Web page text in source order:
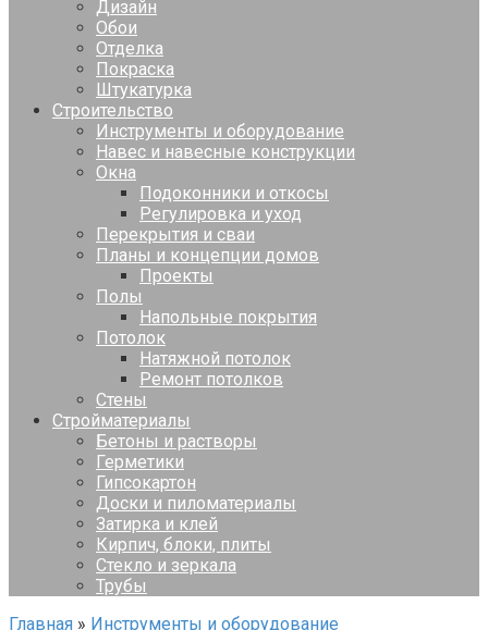
Дизайн
Обои
Отделка
Покраска
Штукатурка
Строительство
Инструменты и оборудование
Навес и навесные конструкции
Окна
Подоконники и откосы
Регулировка и уход
Перекрытия и сваи
Планы и концепции домов
Проекты
Полы
Напольные покрытия
Потолок
Натяжной потолок
Ремонт потолков
Стены
Стройматериалы
Бетоны и растворы
Герметики
Гипсокартон
Доски и пиломатериалы
Затирка и клей
Кирпич, блоки, плиты
Стекло и зеркала
Трубы
Главная » Инструменты и оборудование